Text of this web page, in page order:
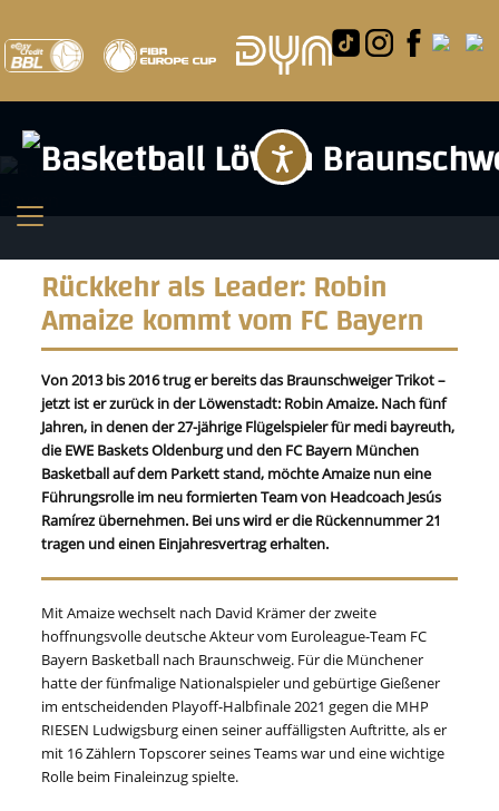
Rückkehr als Leader: Robin
Amaize kommt vom FC Bayern
Von 2013 bis 2016 trug er bereits das Braunschweiger Trikot –
jetzt ist er zurück in der Löwenstadt: Robin Amaize. Nach fünf
Jahren, in denen der 27-jährige Flügelspieler für medi bayreuth,
die EWE Baskets Oldenburg und den FC Bayern München
Basketball auf dem Parkett stand, möchte Amaize nun eine
Führungsrolle im neu formierten Team von Headcoach Jesús
Ramírez übernehmen. Bei uns wird er die Rückennummer 21
tragen und einen Einjahresvertrag erhalten.
Mit Amaize wechselt nach David Krämer der zweite
hoffnungsvolle deutsche Akteur vom Euroleague-Team FC
Bayern Basketball nach Braunschweig. Für die Münchener
hatte der fünfmalige Nationalspieler und gebürtige Gießener
im entscheidenden Playoff-Halbfinale 2021 gegen die MHP
RIESEN Ludwigsburg einen seiner auffälligsten Auftritte, als er
mit 16 Zählern Topscorer seines Teams war und eine wichtige
Rolle beim Finaleinzug spielte.